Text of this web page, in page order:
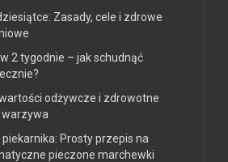
Zasady, cele i zdrowe
2 tygodnie – jak schudnąć
odżywcze i zdrowotne
warzywa
Prosty przepis na
pieczone marchewki